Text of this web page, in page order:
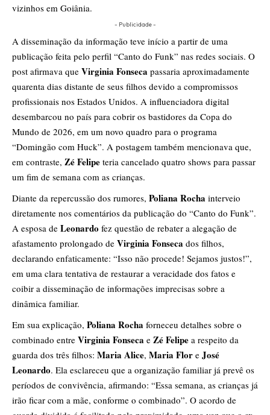
vizinhos em Goiânia.
- Publicidade -
A disseminação da informação teve início a partir de uma
publicação feita pelo perfil “Canto do Funk” nas redes sociais. O
post afirmava que Virginia Fonseca passaria aproximadamente
quarenta dias distante de seus filhos devido a compromissos
profissionais nos Estados Unidos. A influenciadora digital
desembarcou no país para cobrir os bastidores da Copa do
Mundo de 2026, em um novo quadro para o programa
“Domingão com Huck”. A postagem também mencionava que,
em contraste, Zé Felipe teria cancelado quatro shows para passar
um fim de semana com as crianças.
Diante da repercussão dos rumores, Poliana Rocha interveio
diretamente nos comentários da publicação do “Canto do Funk”.
A esposa de Leonardo fez questão de rebater a alegação de
afastamento prolongado de Virginia Fonseca dos filhos,
declarando enfaticamente: “Isso não procede! Sejamos justos!”,
em uma clara tentativa de restaurar a veracidade dos fatos e
coibir a disseminação de informações imprecisas sobre a
dinâmica familiar.
Em sua explicação, Poliana Rocha forneceu detalhes sobre o
combinado entre Virginia Fonseca e Zé Felipe a respeito da
guarda dos três filhos: Maria Alice, Maria Flor e José
Leonardo. Ela esclareceu que a organização familiar já prevê os
períodos de convivência, afirmando: “Essa semana, as crianças já
irão ficar com a mãe, conforme o combinado”. O acordo de